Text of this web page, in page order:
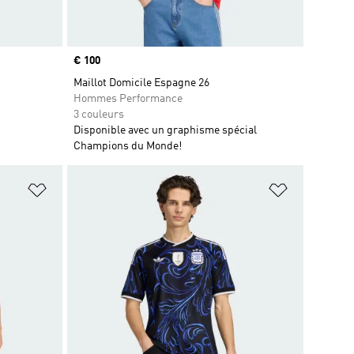
Prix
€ 100
Maillot Domicile Espagne 26
Hommes Performance
3 couleurs
Disponible avec un graphisme spécial
Champions du Monde!
Ajouter à la Liste de produits favoris